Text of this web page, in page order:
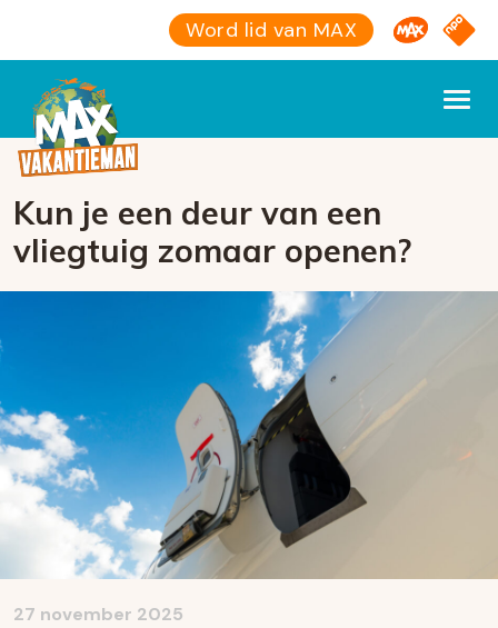
Word lid van MAX Omroep
NPO
Kun je een deur van een
vliegtuig zomaar openen?
27 november 2025